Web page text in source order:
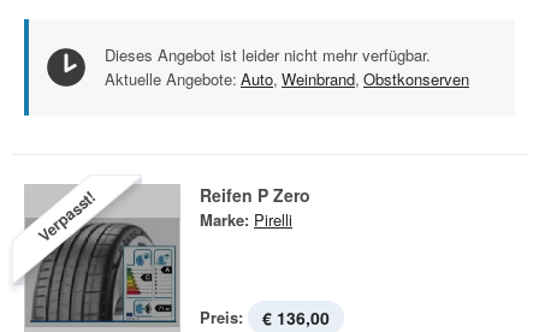
Dieses Angebot ist leider nicht mehr verfügbar.
Aktuelle Angebote: Auto, Weinbrand, Obstkonserven
Verpasst! Reifen P Zero
Marke: Pirelli
Preis: € 136,00